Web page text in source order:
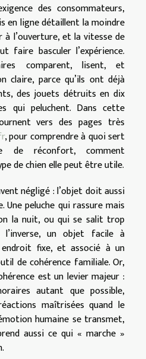
des consommateurs,
en ligne détaillent la moindre
à l’ouverture, et la vitesse de
faire basculer l’expérience.
comparent, lisent, et
claire, parce qu’ils ont déjà
des jouets détruits en dix
qui peluchent. Dans cette
vers des pages très
, pour comprendre à quoi sert
de réconfort, comment
de chien elle peut être utile.
négligé : l’objet doit aussi
Une peluche qui rassure mais
la nuit, ou qui se salit trop
un objet facile à
fixe, et associé à un
de cohérence familiale. Or,
est un levier majeur :
autant que possible,
maîtrisées quand le
humaine se transmet,
aussi ce qui « marche »